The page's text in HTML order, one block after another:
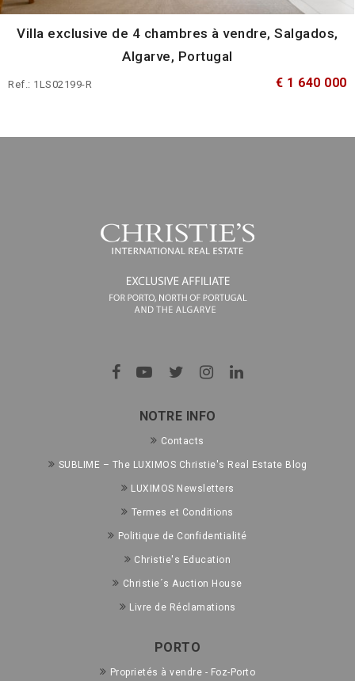
Villa exclusive de 4 chambres à vendre, Salgados,
Algarve, Portugal
Ref.: 1LS02199-R € 1 640 000
NOTRE INFO
Contacts
SUBLIME – The LUXIMOS Christie's Real Estate Blog
LUXIMOS Newsletters
Termes et Conditions
Politique de Confidentialité
Christie's Education
Christie´s Auction House
Livre de Réclamations
PORTO
Proprietés à vendre - Foz-Porto